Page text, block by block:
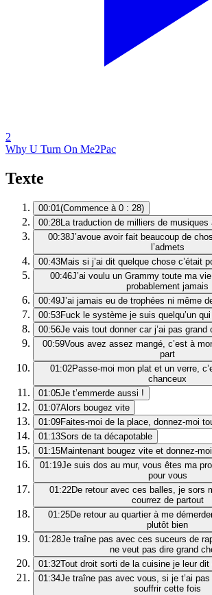
2
Why U Turn On Me2Pac
Texte
00:01(Commence à 0 : 28)
00:28La traduction de milliers de musiques
00:38J’avoue avoir fait beaucoup de
l’admets
00:43Mais si j’ai dit quelque chose c’était
00:46J’ai voulu un Grammy toute ma
probablement jamais
00:49J’ai jamais eu de trophées ni même
00:53Fuck le système je suis quelqu’un
00:56Je vais tout donner car j’ai pas grand
00:59Vous avez assez mangé, c’est à
part
01:02Passe-moi mon plat et un verre,
chanceux
01:05Je t’emmerde aussi !
01:07Alors bougez vite
01:09Faites-moi de la place, donnez-moi
01:13Sors de ta décapotable
01:15Maintenant bougez vite et donnez-
01:19Je suis dos au mur, vous êtes ma
pour vous
01:22De retour avec ces balles, je sors
courrez de partout
01:25De retour au quartier à me
plutôt bien
01:28Je traîne pas avec ces suceurs de
ne veut pas dire grand
01:32Tout droit sorti de la cuisine je leur
01:34Je traîne pas avec vous, si je t’ai
souffrir cette fois